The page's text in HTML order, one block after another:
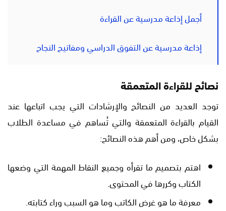
أجمل إذاعة مدرسية عن القراءة
إذاعة مدرسية عن التفوق الدراسي ومفاتيح النجاح
نصائح للقراءة المتعمقة
توجد العديد من النصائح والإرشادات التي يجب اتباعها عند
القيام بالقراءة المتعمقة والتي تُساهم في مساعدة الطلاب
بشكل خاص، ومن أهم هذه النصائح:
اهتم بتصميم ما تقرأه وجميع النقاط المهمة التي وضعها
الكتاب وكررها في المحتوى.
معرفة ما هو غرض الكاتب وما هو السبب وراء كتابته.